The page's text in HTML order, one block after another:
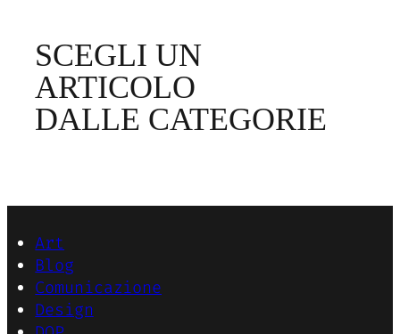
SCEGLI UN
ARTICOLO
DALLE CATEGORIE
Art
Blog
Comunicazione
Design